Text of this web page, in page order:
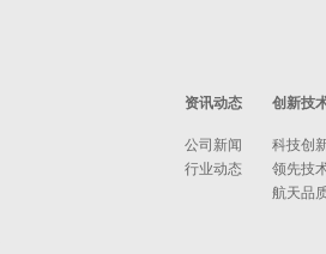
资讯动态
公司新闻
行业动态
创新技
科技创
领先技
航天品